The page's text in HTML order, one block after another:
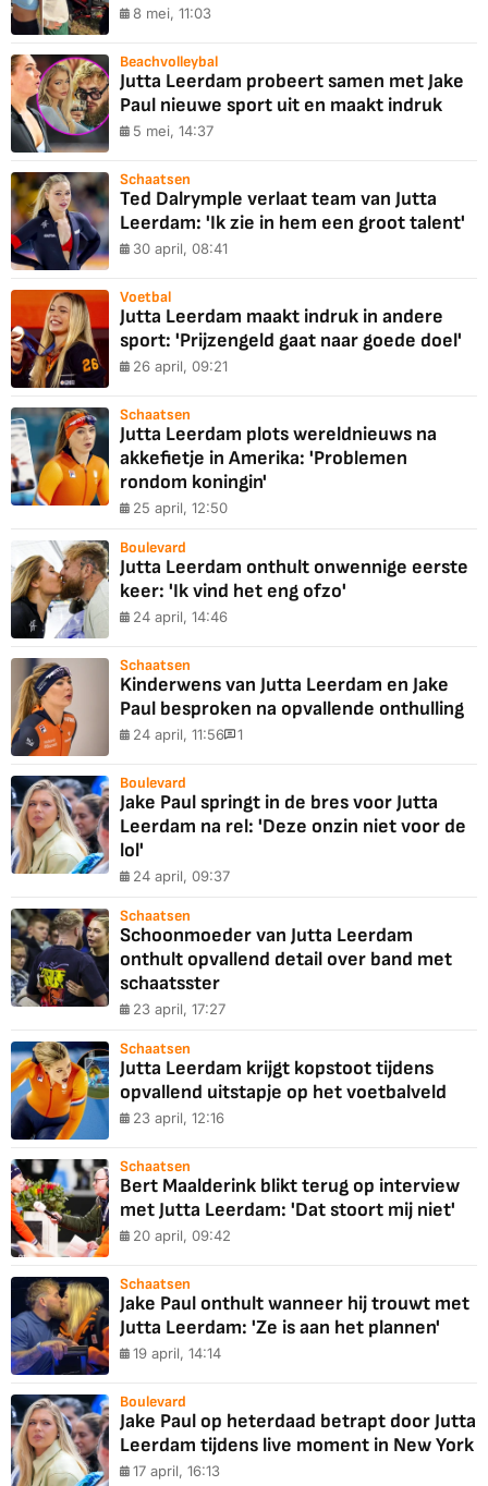
8 mei, 11:03
Beachvolleybal
Jutta Leerdam probeert samen met Jake
Paul nieuwe sport uit en maakt indruk
5 mei, 14:37
Schaatsen
Ted Dalrymple verlaat team van Jutta
Leerdam: 'Ik zie in hem een groot talent'
30 april, 08:41
Voetbal
Jutta Leerdam maakt indruk in andere
sport: 'Prijzengeld gaat naar goede doel'
26 april, 09:21
Schaatsen
Jutta Leerdam plots wereldnieuws na
akkefietje in Amerika: 'Problemen
rondom koningin'
25 april, 12:50
Boulevard
Jutta Leerdam onthult onwennige eerste
keer: 'Ik vind het eng ofzo'
24 april, 14:46
Schaatsen
Kinderwens van Jutta Leerdam en Jake
Paul besproken na opvallende onthulling
24 april, 11:56 1
Boulevard
Jake Paul springt in de bres voor Jutta
Leerdam na rel: 'Deze onzin niet voor de
lol'
24 april, 09:37
Schaatsen
Schoonmoeder van Jutta Leerdam
onthult opvallend detail over band met
schaatsster
23 april, 17:27
Schaatsen
Jutta Leerdam krijgt kopstoot tijdens
opvallend uitstapje op het voetbalveld
23 april, 12:16
Schaatsen
Bert Maalderink blikt terug op interview
met Jutta Leerdam: 'Dat stoort mij niet'
20 april, 09:42
Schaatsen
Jake Paul onthult wanneer hij trouwt met
Jutta Leerdam: 'Ze is aan het plannen'
19 april, 14:14
Boulevard
Jake Paul op heterdaad betrapt door Jutta
Leerdam tijdens live moment in New York
17 april, 16:13